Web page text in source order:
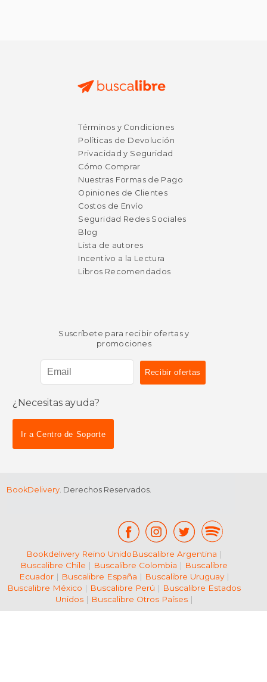
$ 22.95
50%
dcto.
$ 46.11
$ 23.05
Términos y Condiciones
Políticas de Devolución
Privacidad y Seguridad
Cómo Comprar
Nuestras Formas de Pago
Opiniones de Clientes
Costos de Envío
Seguridad Redes Sociales
Blog
Lista de autores
Incentivo a la Lectura
Libros Recomendados
Suscríbete para recibir ofertas y
promociones
¿Necesitas ayuda?
Ir a Centro de Soporte
BookDelivery. Derechos Reservados.
Bookdelivery Reino UnidoBuscalibre Argentina |
Buscalibre Chile | Buscalibre Colombia | Buscalibre
Ecuador| Buscalibre España | Buscalibre Uruguay|
Buscalibre México | Buscalibre Perú | Buscalibre Estados
Unidos| Buscalibre Otros Países|